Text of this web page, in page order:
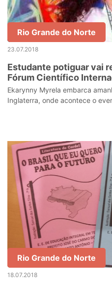
Rio Grande do Norte
23.07.2018
Estudante potiguar vai
Fórum Científico
Ekarynny Myrela embarca
Inglaterra, onde acontece o
Rio Grande do Norte
18.07.2018